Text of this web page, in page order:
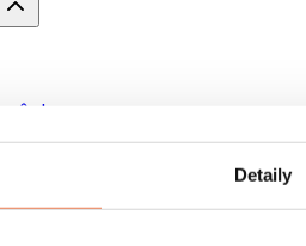
Detaily